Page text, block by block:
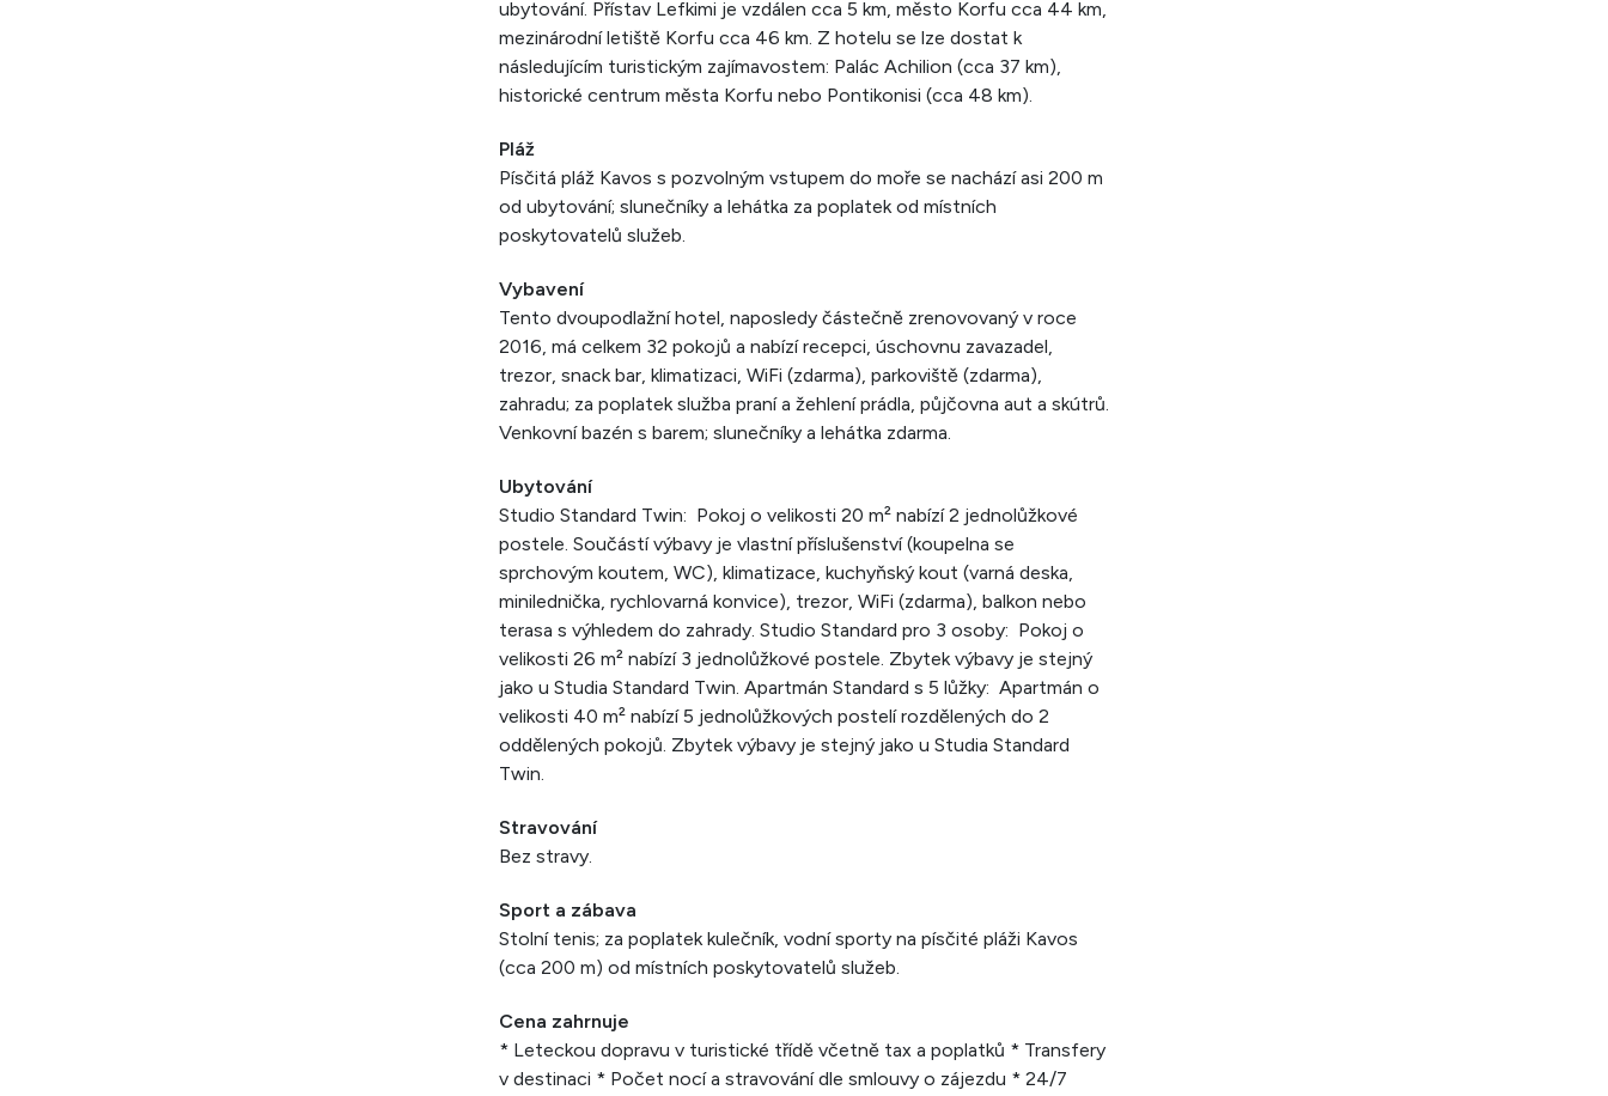
ubytování. Přístav Lefkimi je vzdálen cca 5 km, město Korfu cca 44 km,
mezinárodní letiště Korfu cca 46 km. Z hotelu se lze dostat k
následujícím turistickým zajímavostem: Palác Achilion (cca 37 km),
historické centrum města Korfu nebo Pontikonisi (cca 48 km).
Pláž
Písčitá pláž Kavos s pozvolným vstupem do moře se nachází asi 200 m
od ubytování; slunečníky a lehátka za poplatek od místních
poskytovatelů služeb.
Vybavení
Tento dvoupodlažní hotel, naposledy částečně zrenovovaný v roce
2016, má celkem 32 pokojů a nabízí recepci, úschovnu zavazadel,
trezor, snack bar, klimatizaci, WiFi (zdarma), parkoviště (zdarma),
zahradu; za poplatek služba praní a žehlení prádla, půjčovna aut a skútrů.
Venkovní bazén s barem; slunečníky a lehátka zdarma.
Ubytování
Studio Standard Twin: Pokoj o velikosti 20 m² nabízí 2 jednolůžkové
postele. Součástí výbavy je vlastní příslušenství (koupelna se
sprchovým koutem, WC), klimatizace, kuchyňský kout (varná deska,
minilednička, rychlovarná konvice), trezor, WiFi (zdarma), balkon nebo
terasa s výhledem do zahrady. Studio Standard pro 3 osoby: Pokoj o
velikosti 26 m² nabízí 3 jednolůžkové postele. Zbytek výbavy je stejný
jako u Studia Standard Twin. Apartmán Standard s 5 lůžky: Apartmán o
velikosti 40 m² nabízí 5 jednolůžkových postelí rozdělených do 2
oddělených pokojů. Zbytek výbavy je stejný jako u Studia Standard
Twin.
Stravování
Bez stravy.
Sport a zábava
Stolní tenis; za poplatek kulečník, vodní sporty na písčité pláži Kavos
(cca 200 m) od místních poskytovatelů služeb.
Cena zahrnuje
* Leteckou dopravu v turistické třídě včetně tax a poplatků * Transfery
v destinaci * Počet nocí a stravování dle smlouvy o zájezdu * 24/7